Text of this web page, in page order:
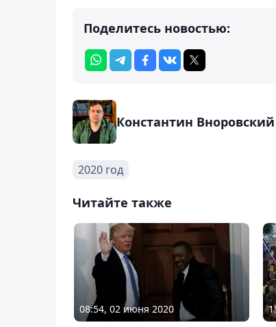
Поделитесь новостью:
Константин Вноровский
2020 год
Читайте также
08:54, 02 июня 2020